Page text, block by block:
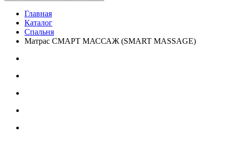
Главная
Каталог
Спальня
Матрас СМАРТ МАССАЖ (SMART MASSAGE)